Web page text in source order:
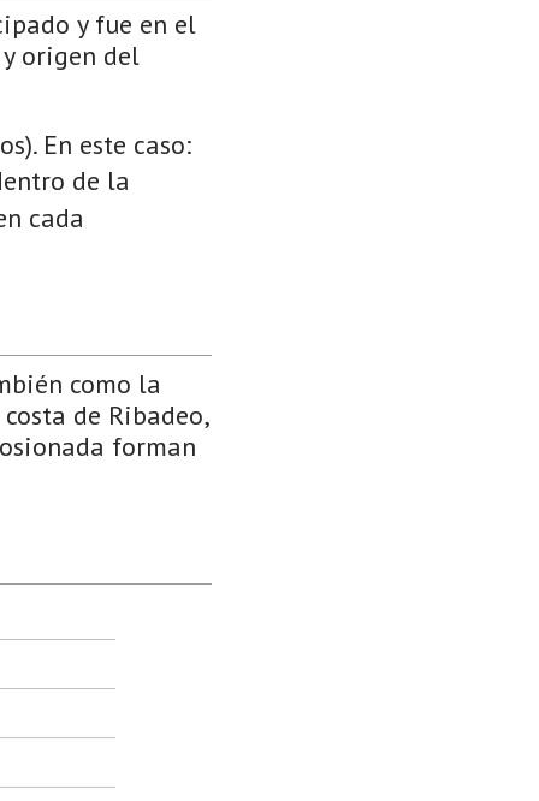
y fue en el
origen del
En este caso:
de la
cada
como la
de Ribadeo,
forman